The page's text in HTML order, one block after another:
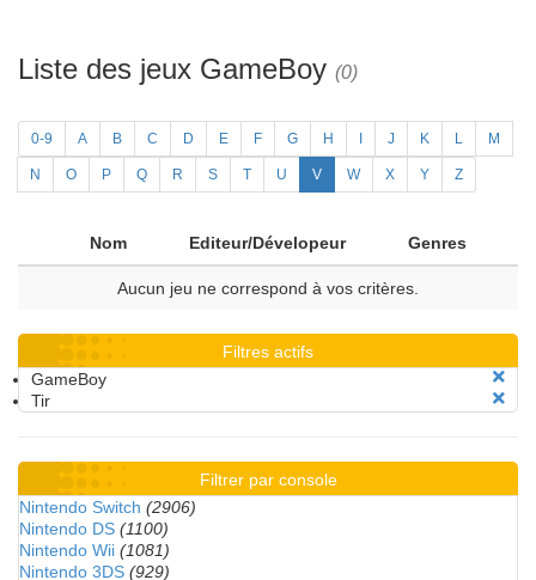
Liste des jeux GameBoy (0)
0-9 A B C D E F G H J K L M
N O P Q R S T U V W X Y Z
Nom Editeur/Dévelopeur Genres
Aucun jeu ne correspond à vos critères.
Filtres actifs
GameBoy
Tir
Filtrer par console
Nintendo Switch (2906)
Nintendo DS (1100)
Nintendo Wii (1081)
Nintendo 3DS (929)